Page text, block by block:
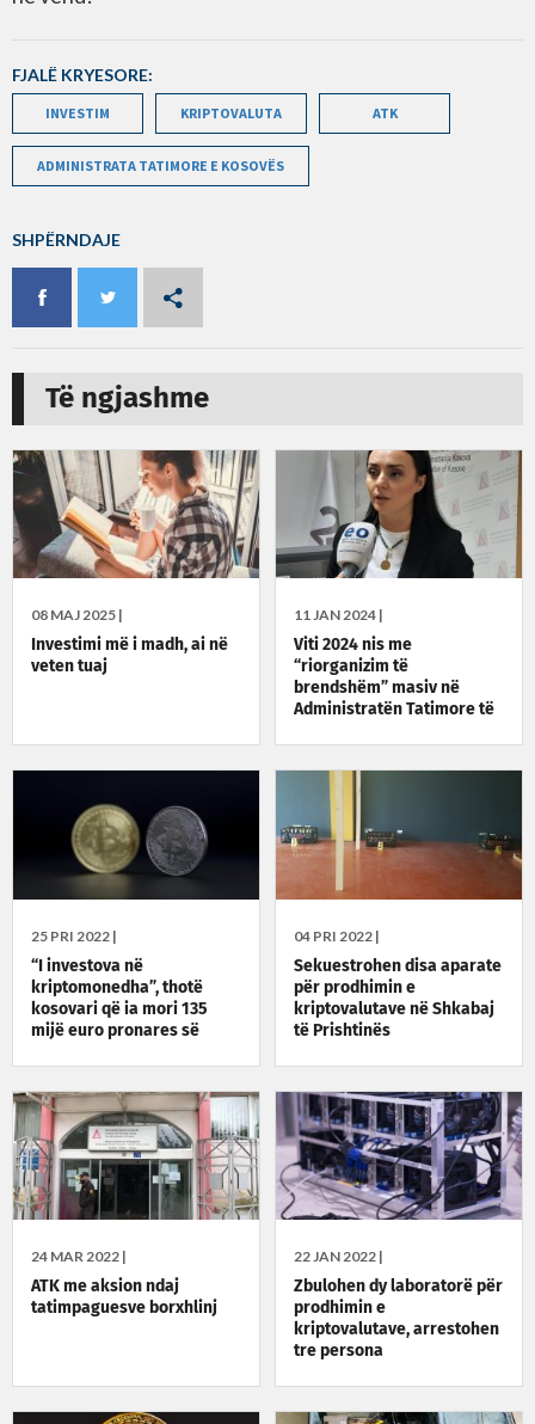
FJALË KRYESORE:
INVESTIM KRIPTOVALUTA ATK
ADMINISTRATA TATIMORE E KOSOVËS
SHPËRNDAJE
Të ngjashme
08 MAJ 2025 |
Investimi më i madh, ai në
veten tuaj
11 JAN 2024 |
Viti 2024 nis me
“riorganizim të
brendshëm” masiv në
Administratën Tatimore të
25 PRI 2022 |
“I investova në
kriptomonedha”, thotë
kosovari që ia mori 135
mijë euro pronares së
04 PRI 2022 |
Sekuestrohen disa aparate
për prodhimin e
kriptovalutave në Shkabaj
të Prishtinës
24 MAR 2022 |
ATK me aksion ndaj
tatimpaguesve borxhlinj
22 JAN 2022 |
Zbulohen dy laboratorë për
prodhimin e
kriptovalutave, arrestohen
tre persona